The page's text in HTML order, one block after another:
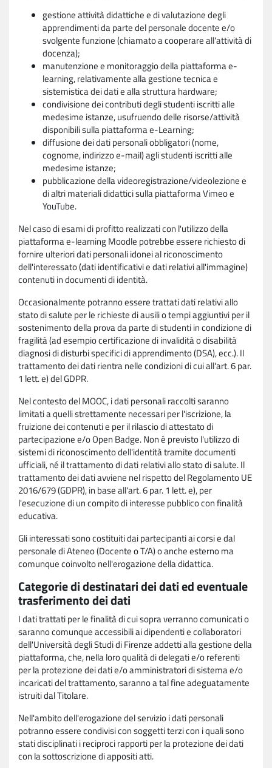
gestione attività didattiche e di valutazione degli
apprendimenti da parte del personale docente e/o
svolgente funzione (chiamato a cooperare all'attività di
docenza);
manutenzione e monitoraggio della piattaforma e-
learning, relativamente alla gestione tecnica e
sistemistica dei dati e alla struttura hardware;
condivisione dei contributi degli studenti iscritti alle
medesime istanze, usufruendo delle risorse/attività
disponibili sulla piattaforma e-Learning;
diffusione dei dati personali obbligatori (nome,
cognome, indirizzo e-mail) agli studenti iscritti alle
medesime istanze;
pubblicazione della videoregistrazione/videolezione e
di altri materiali didattici sulla piattaforma Vimeo e
YouTube.
Nel caso di esami di profitto realizzati con l'utilizzo della
piattaforma e-learning Moodle potrebbe essere richiesto di
fornire ulteriori dati personali idonei al riconoscimento
dell'interessato (dati identificativi e dati relativi all'immagine)
contenuti in documenti di identità.
Occasionalmente potranno essere trattati dati relativi allo
stato di salute per le richieste di ausili o tempi aggiuntivi per il
sostenimento della prova da parte di studenti in condizione di
fragilità (ad esempio certificazione di invalidità o disabilità
diagnosi di disturbi specifici di apprendimento (DSA), ecc.). Il
trattamento dei dati rientra nelle condizioni di cui all'art. 6 par.
1 lett. e) del GDPR.
Nel contesto del MOOC, i dati personali raccolti saranno
limitati a quelli strettamente necessari per l'iscrizione, la
fruizione dei contenuti e per il rilascio di attestato di
partecipazione e/o Open Badge. Non è previsto l'utilizzo di
sistemi di riconoscimento dell'identità tramite documenti
ufficiali, né il trattamento di dati relativi allo stato di salute. Il
trattamento dei dati avviene nel rispetto del Regolamento UE
2016/679 (GDPR), in base all'art. 6 par. 1 lett. e), per
l'esecuzione di un compito di interesse pubblico con finalità
educativa.
Gli interessati sono costituiti dai partecipanti ai corsi e dal
personale di Ateneo (Docente o T/A) o anche esterno ma
comunque coinvolto nell'erogazione della didattica.
Categorie di destinatari dei dati ed eventuale
trasferimento dei dati
I dati trattati per le finalità di cui sopra verranno comunicati o
saranno comunque accessibili ai dipendenti e collaboratori
dell'Università degli Studi di Firenze addetti alla gestione della
piattaforma, che, nella loro qualità di delegati e/o referenti
per la protezione dei dati e/o amministratori di sistema e/o
incaricati del trattamento, saranno a tal fine adeguatamente
istruiti dal Titolare.
Nell'ambito dell'erogazione del servizio i dati personali
potranno essere condivisi con soggetti terzi con i quali sono
stati disciplinati i reciproci rapporti per la protezione dei dati
con la sottoscrizione di appositi atti.